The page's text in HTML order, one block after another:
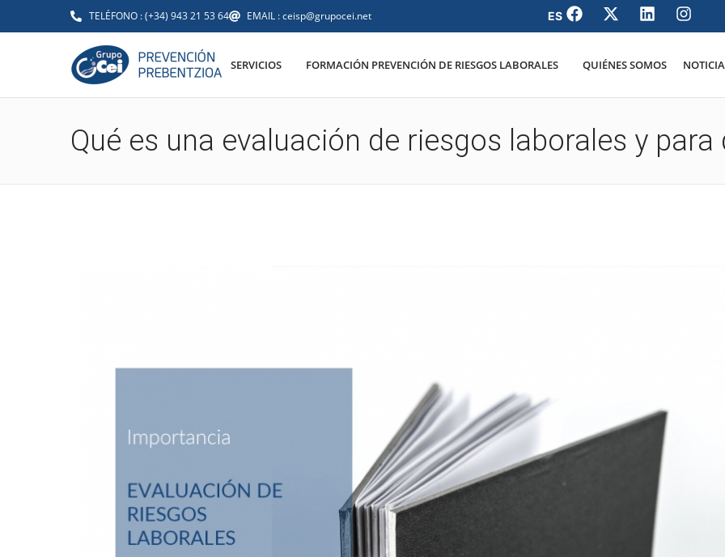
TELÉFONO : (+34) 943 21 53 64 EMAIL : ceisp@grupocei.net
SERVICIOS FORMACIÓN PREVENCIÓN DE RIESGOS LABORALES QUIÉNES SOMOS
Qué es una evaluación de riesgos laborales y para